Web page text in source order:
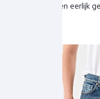
duurzaam en eerlijk